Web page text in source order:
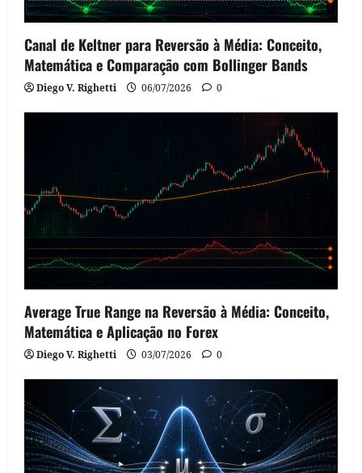
Canal de Keltner para Reversão à Média: Conceito,
Matemática e Comparação com Bollinger Bands
Diego V. Righetti 06/07/2026 0
Average True Range na Reversão à Média: Conceito,
Matemática e Aplicação no Forex
Diego V. Righetti 03/07/2026 0